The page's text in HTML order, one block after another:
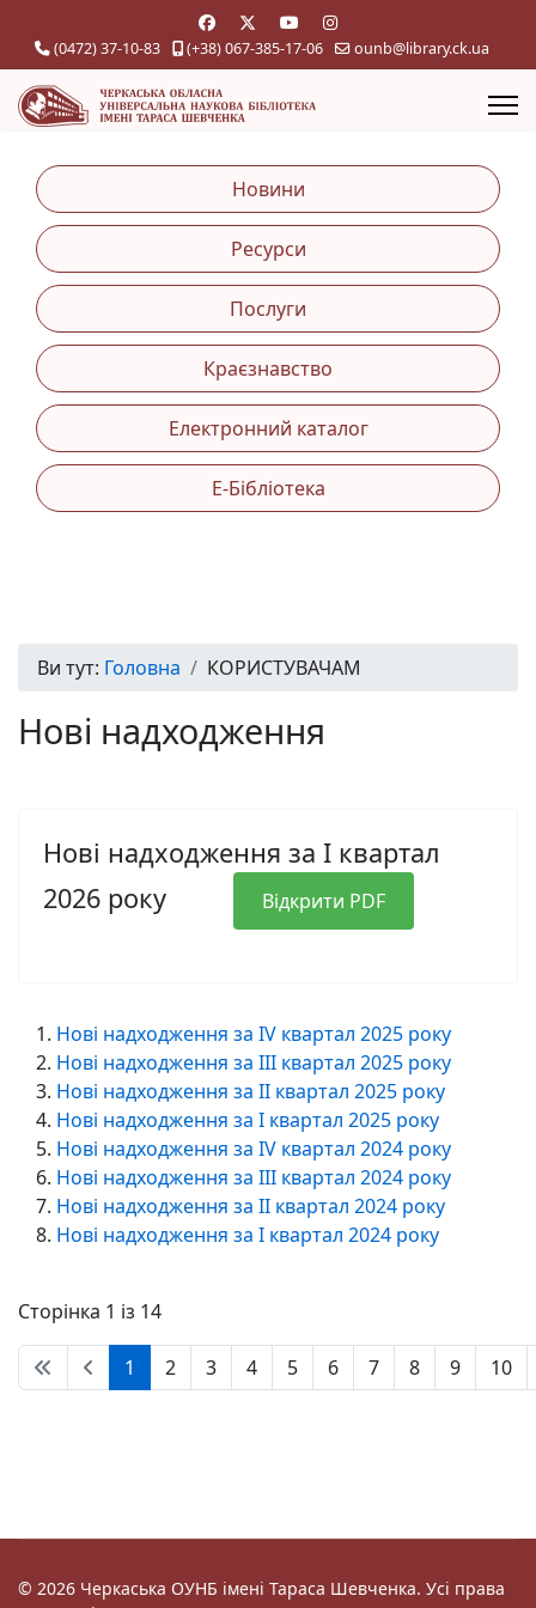
(0472) 37-10-83 (+38) 067-385-17-06 ounb@library.ck.ua
Новини
Ресурси
Послуги
Краєзнавство
Електронний каталог
Е-Бібліотека
Ви тут: Головна КОРИСТУВАЧАМ
Нові надходження
Нові надходження за I квартал
2026 року
Відкрити PDF
Нові надходження за IV квартал 2025 року
Нові надходження за III квартал 2025 року
Нові надходження за II квартал 2025 року
Нові надходження за I квартал 2025 року
Нові надходження за IV квартал 2024 року
Нові надходження за III квартал 2024 року
Нові надходження за II квартал 2024 року
Нові надходження за I квартал 2024 року
Сторінка 1 із 14
1 2 3 4 5 6 7 8 9 10
© 2026 Черкаська ОУНБ імені Тараса Шевченка. Усі права